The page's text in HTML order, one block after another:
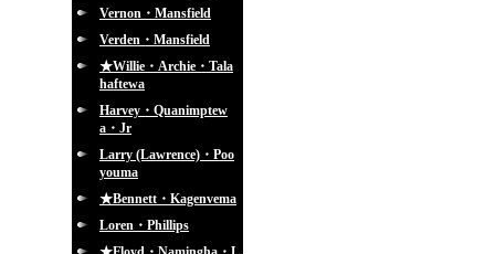
Vernon・Mansfield
Verden・Mansfield
★Willie・Archie・Tala
haftewa
Harvey・Quanimptew
a・Jr
Larry (Lawrence)・Poo
youma
★Bennett・Kagenvema
Loren・Phillips